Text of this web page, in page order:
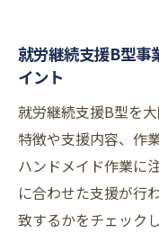
就労継続支援B型事
イント
就労継続支援B型を
特徴や支援内容、作
ハンドメイド作業に
に合わせた支援が行
致するかをチェック